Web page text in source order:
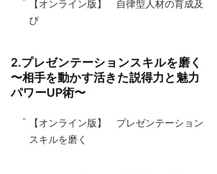
【オンライン版】 自律型人材の育成及
び
2.プレゼンテーションスキルを磨く
〜相手を動かす活きた説得力と魅力
パワーUP術〜
【オンライン版】 プレゼンテーション
スキルを磨く